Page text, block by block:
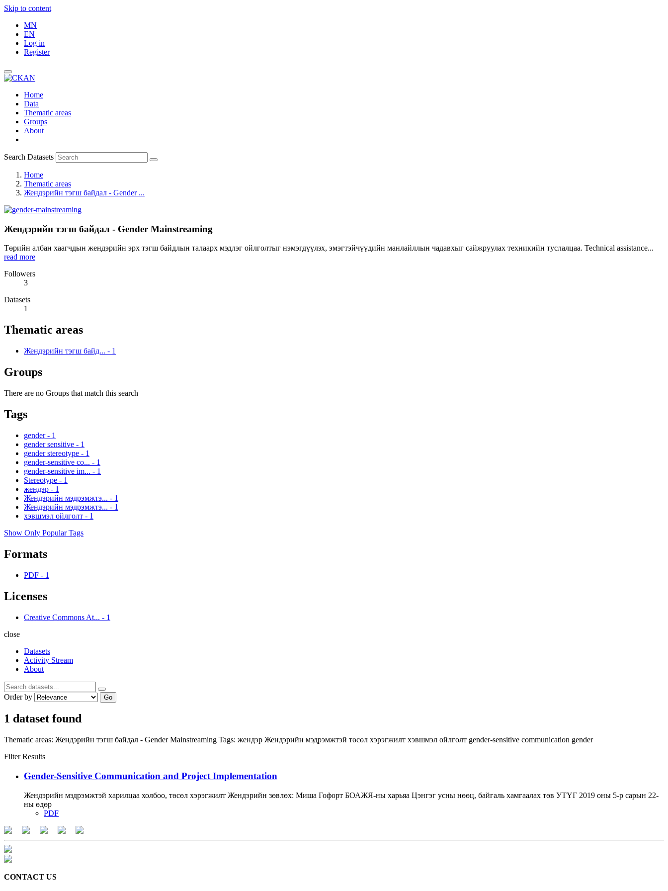
Skip to content
MN
EN
Log in
Register
Home
Data
Thematic areas
Groups
About
Search Datasets
Home
Thematic areas
Жендэрийн тэгш байдал - Gender ...
Жендэрийн тэгш байдал - Gender Mainstreaming
Төрийн албан хаагчдын жендэрийн эрх тэгш байдлын талаарх мэдлэг ойлголтыг нэмэгдүүлэх, эмэгтэйчүүдийн манлайллын чадавхыг сайжруулах техникийн туслалцаа. Technical assistance...
read more
Followers
3
Datasets
1
Thematic areas
Жендэрийн тэгш байд... - 1
Groups
There are no Groups that match this search
Tags
gender - 1
gender sensitive - 1
gender stereotype - 1
gender-sensitive co... - 1
gender-sensitive im... - 1
Stereotype - 1
жендэр - 1
Жендэрийн мэдрэмжтэ... - 1
Жендэрийн мэдрэмжтэ... - 1
хэвшмэл ойлголт - 1
Show Only Popular Tags
Formats
PDF - 1
Licenses
Creative Commons At... - 1
close
Datasets
Activity Stream
About
Order by Go
1 dataset found
Thematic areas: Жендэрийн тэгш байдал - Gender Mainstreaming Tags: жендэр Жендэрийн мэдрэмжтэй төсөл хэрэгжилт хэвшмэл ойлголт gender-sensitive communication gender
Filter Results
Gender-Sensitive Communication and Project Implementation
Жендэрийн мэдрэмжтэй харилцаа холбоо, төсөл хэрэгжилт Жендэрийн зөвлөх: Миша Гофорт БОАЖЯ-ны харьяа Цэнгэг усны нөөц, байгаль хамгаалах төв УТҮГ 2019 оны 5-р сарын 22-
ны өдөр
PDF
CONTACT US